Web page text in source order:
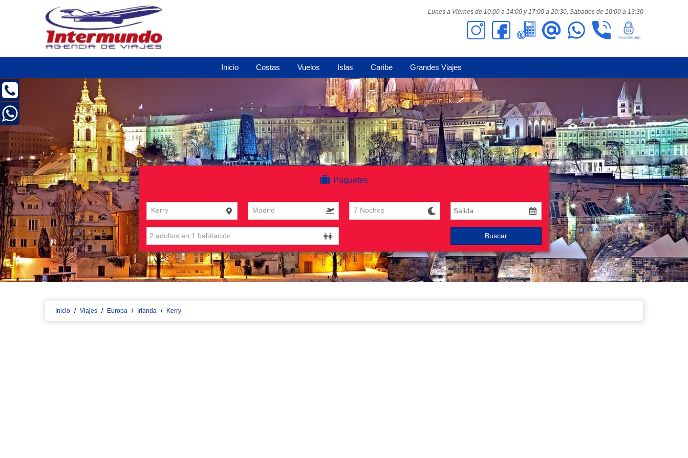
Lunes a Viernes de 10:00 a 14:00 y 17:00 a 20:30, Sábados de 10:00 a 13:30
Inicio Costas Vuelos Islas Caribe Grandes Viajes
Paquetes
Kerry Madrid 7 Noches
Buscar
Inicio / Viajes / Europa / Irlanda / Kerry